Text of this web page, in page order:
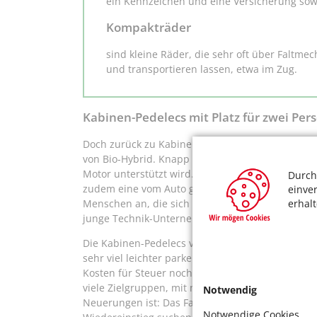
Notwendig
Notwendige Cookies
Kompakträder
sind kleine Räder, die sehr oft über
und transportieren lassen, etwa im Zug.
Kabinen-Pedelecs mit Platz für zwei
Doch zurück zu Kabinen-Pedelecs. Ein
von Bio-Hybrid. Knapp unter 10.000 Euro kostet
Motor unterstützt wird. Auf vier Rädern, mit
zudem eine vom Auto gewohnte Sicherheit.
Menschen an, die sich oft im Straßenverkehr auf
junge Technik-Unternehmen spricht.
Die Kabinen-Pedelecs versprechen zugleich
sehr viel leichter parken und sind günstiger im
Kosten für Steuer noch für die Versicherung an.
viele Zielgruppen, mit mehr Sicherheitstechnik
Neuerungen ist: Das Fahrrad ist immer noch ein